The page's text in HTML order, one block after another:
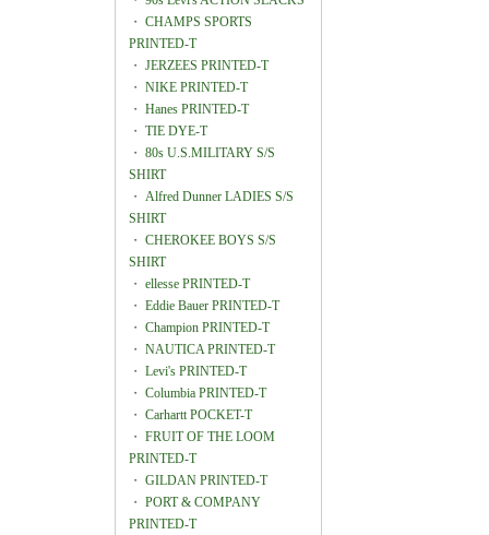
・ CHAMPS SPORTS
PRINTED-T
・ JERZEES PRINTED-T
・ NIKE PRINTED-T
・ Hanes PRINTED-T
・ TIE DYE-T
・ 80s U.S.MILITARY S/S
SHIRT
・ Alfred Dunner LADIES S/S
SHIRT
・ CHEROKEE BOYS S/S
SHIRT
・ ellesse PRINTED-T
・ Eddie Bauer PRINTED-T
・ Champion PRINTED-T
・ NAUTICA PRINTED-T
・ Levi's PRINTED-T
・ Columbia PRINTED-T
・ Carhartt POCKET-T
・ FRUIT OF THE LOOM
PRINTED-T
・ GILDAN PRINTED-T
・ PORT & COMPANY
PRINTED-T